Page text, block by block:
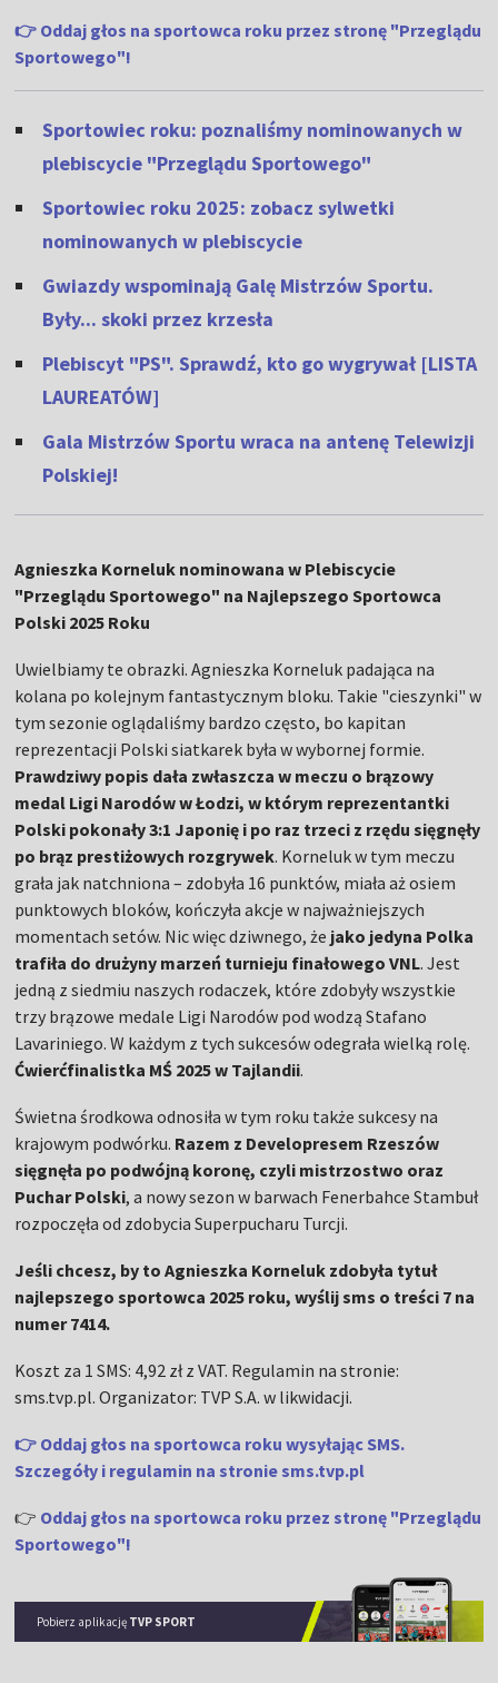
👉 Oddaj głos na sportowca roku przez stronę "Przeglądu
Sportowego"!
Sportowiec roku: poznaliśmy nominowanych w
plebiscycie "Przeglądu Sportowego"
Sportowiec roku 2025: zobacz sylwetki
nominowanych w plebiscycie
Gwiazdy wspominają Galę Mistrzów Sportu.
Były... skoki przez krzesła
Plebiscyt "PS". Sprawdź, kto go wygrywał [LISTA
LAUREATÓW]
Gala Mistrzów Sportu wraca na antenę Telewizji
Polskiej!
Agnieszka Korneluk nominowana w Plebiscycie
"Przeglądu Sportowego" na Najlepszego Sportowca
Polski 2025 Roku
Uwielbiamy te obrazki. Agnieszka Korneluk padająca na
kolana po kolejnym fantastycznym bloku. Takie "cieszynki" w
tym sezonie oglądaliśmy bardzo często, bo kapitan
reprezentacji Polski siatkarek była w wybornej formie.
Prawdziwy popis dała zwłaszcza w meczu o brązowy
medal Ligi Narodów w Łodzi, w którym reprezentantki
Polski pokonały 3:1 Japonię i po raz trzeci z rzędu sięgnęły
po brąz prestiżowych rozgrywek. Korneluk w tym meczu
grała jak natchniona – zdobyła 16 punktów, miała aż osiem
punktowych bloków, kończyła akcje w najważniejszych
momentach setów. Nic więc dziwnego, że jako jedyna Polka
trafiła do drużyny marzeń turnieju finałowego VNL. Jest
jedną z siedmiu naszych rodaczek, które zdobyły wszystkie
trzy brązowe medale Ligi Narodów pod wodzą Stafano
Lavariniego. W każdym z tych sukcesów odegrała wielką rolę.
Ćwierćfinalistka MŚ 2025 w Tajlandii.
Świetna środkowa odnosiła w tym roku także sukcesy na
krajowym podwórku. Razem z Developresem Rzeszów
sięgnęła po podwójną koronę, czyli mistrzostwo oraz
Puchar Polski, a nowy sezon w barwach Fenerbahce Stambuł
rozpoczęła od zdobycia Superpucharu Turcji.
Jeśli chcesz, by to Agnieszka Korneluk zdobyła tytuł
najlepszego sportowca 2025 roku, wyślij sms o treści 7 na
numer 7414.
Koszt za 1 SMS: 4,92 zł z VAT. Regulamin na stronie:
sms.tvp.pl. Organizator: TVP S.A. w likwidacji.
👉 Oddaj głos na sportowca roku wysyłając SMS.
Szczegóły i regulamin na stronie sms.tvp.pl
👉 Oddaj głos na sportowca roku przez stronę "Przeglądu
Sportowego"!
Pobierz aplikację TVP SPORT